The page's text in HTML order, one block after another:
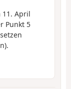
11. April
Punkt 5